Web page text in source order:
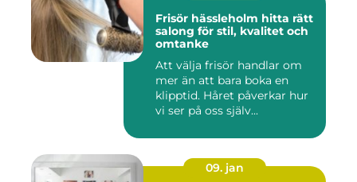
Frisör hässleholm hitta rätt
salong för stil, kvalitet och
omtanke
Att välja frisör handlar om
mer än att bara boka en
klipptid. Håret påverkar hur
vi ser på oss själv...
09. jan